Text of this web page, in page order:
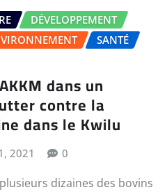
DÉVELOPPEMENT
SANTÉ
dans un
contre la
dans le Kwilu
2021 0
dizaines des bovins